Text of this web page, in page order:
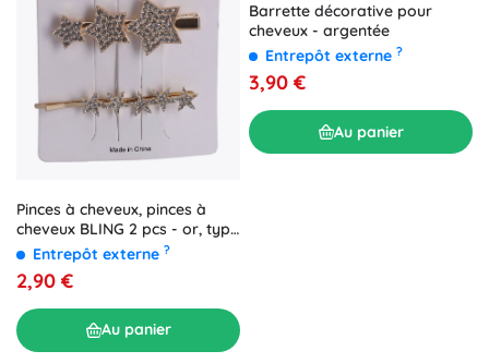
Pinces à cheveux, pinces à
cheveux BLING 2 pcs - or, type
I
Entrepôt externe ?
2,90 €
Au panier
Barrette décorative pour
cheveux - argentée
Entrepôt externe ?
3,90 €
Au panier